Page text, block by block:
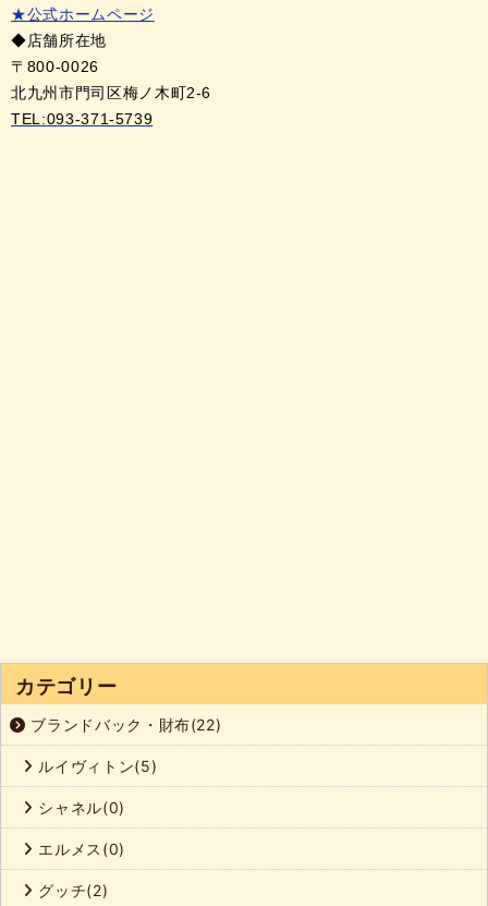
★公式ホームページ
◆店舗所在地
〒800-0026
北九州市門司区梅ノ木町2-6
TEL:093-371-5739
カテゴリー
ブランドバック・財布(22)
ルイヴィトン(5)
シャネル(0)
エルメス(0)
グッチ(2)